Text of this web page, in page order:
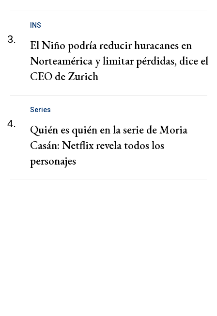
3.
INS
El Niño podría reducir huracanes en
Norteamérica y limitar pérdidas, dice el
CEO de Zurich
4.
Series
Quién es quién en la serie de Moria
Casán: Netflix revela todos los
personajes